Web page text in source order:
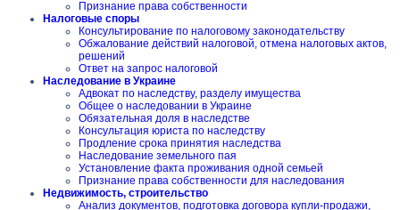
Признание права собственности
Налоговые споры
Консультирование по налоговому законодательству
Обжалование действий налоговой, отмена налоговых актов,
решений
Ответ на запрос налоговой
Наследование в Украине
Адвокат по наследству, разделу имущества
Общее о наследовании в Украине
Обязательная доля в наследстве
Консультация юриста по наследству
Продление срока принятия наследства
Наследование земельного пая
Установление факта проживания одной семьей
Признание права собственности для наследования
Недвижимость, строительство
Анализ документов, подготовка договора купли-продажи,